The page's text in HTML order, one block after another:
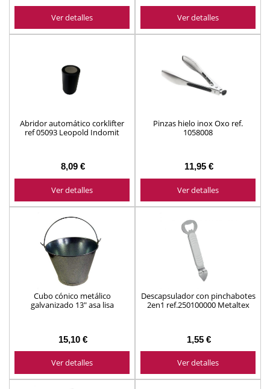
Ver detalles Ver detalles
Abridor automático corklifter
ref 05093 Leopold Indomit
8,09 €
Ver detalles
Pinzas hielo inox Oxo ref.
1058008
11,95 €
Ver detalles
Cubo cónico metálico
galvanizado 13" asa lisa
15,10 €
Ver detalles
Descapsulador con pinchabotes
2en1 ref.250100000 Metaltex
1,55 €
Ver detalles